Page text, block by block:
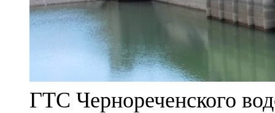
ГТС Чернореченского